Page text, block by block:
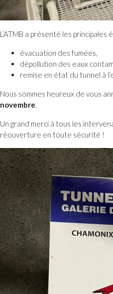
L’ATMB a présenté les
évacuation des fumées,
dépollution des eaux
remise en état du tunnel à
Nous sommes heureux de vous
novembre.
Un grand merci à tous les
réouverture en toute sécurité !